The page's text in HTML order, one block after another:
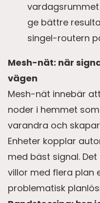
ge bättre
singel-routern
Mesh-nät: när
vägen
Mesh-nät innebär
noder i hemmet
varandra och
Enheter kopplar
med bäst signal.
villor med flera plan
problematisk